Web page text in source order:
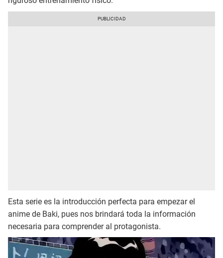
Esta serie es la introducción perfecta para empezar el
anime de Baki, pues nos brindará toda la información
necesaria para comprender al protagonista.